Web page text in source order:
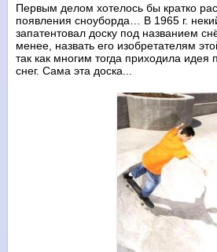
Первым делом хотелось бы кратко
появления сноуборда… В 1965 г.
запатентовал доску под названием
менее, назвать его изобретателям
так как многим тогда приходила идея
снег. Сама эта доска...